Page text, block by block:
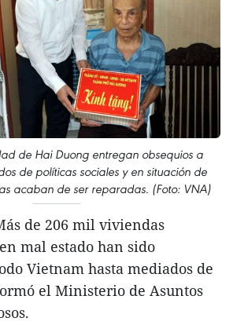
de Hai Duong entregan obsequios a
de políticas sociales y en situación de
acaban de ser reparadas. (Foto: VNA)
de 206 mil viviendas
mal estado han sido
Vietnam hasta mediados de
el Ministerio de Asuntos